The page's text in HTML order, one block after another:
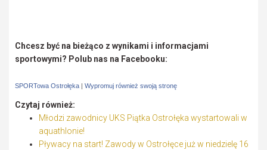
Chcesz być na bieżąco z wynikami i informacjami
sportowymi? Polub nas na Facebooku:
SPORTowa Ostrołęka | Wypromuj również swoją stronę
Czytaj również:
Młodzi zawodnicy UKS Piątka Ostrołęka wystartowali w
aquathlonie!
Pływacy na start! Zawody w Ostrołęce już w niedzielę 16